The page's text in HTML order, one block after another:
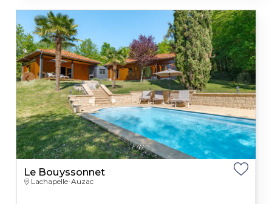
1/47
Le Bouyssonnet
Lachapelle-Auzac